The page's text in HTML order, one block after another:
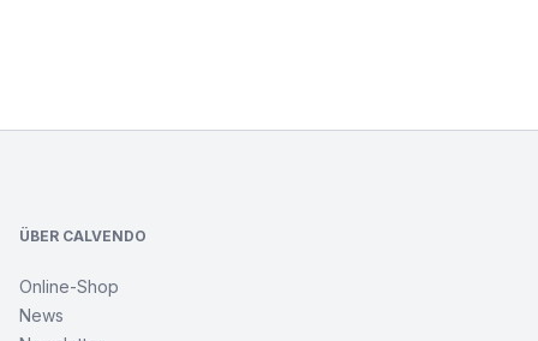
ÜBER CALVENDO
Online-Shop
News